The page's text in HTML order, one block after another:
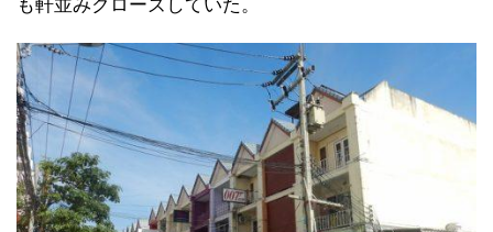
も軒並みクローズしていた。